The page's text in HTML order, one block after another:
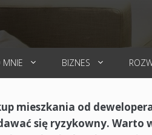
MNIE BIZNES
mieszkania od
się ryzykowny. Warto